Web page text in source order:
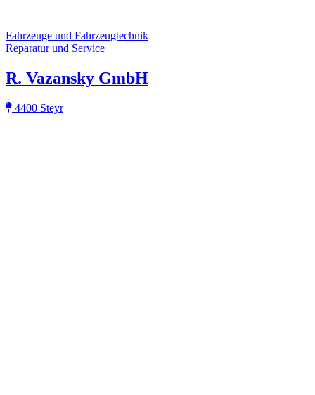
Fahrzeuge und Fahrzeugtechnik
Reparatur und Service
R. Vazansky GmbH
4400 Steyr